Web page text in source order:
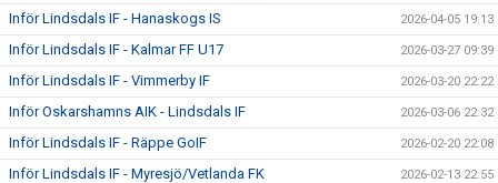
Inför Lindsdals IF - Hanaskogs IS 2026-04-05 19:13
Inför Lindsdals IF - Kalmar FF U17 2026-03-27 09:39
Inför Lindsdals IF - Vimmerby IF 2026-03-20 22:22
Inför Oskarshamns AIK - Lindsdals IF 2026-03-06 22:32
Inför Lindsdals IF - Räppe GoIF 2026-02-20 22:08
Inför Lindsdals IF - Myresjö/Vetlanda FK 2026-02-13 22:55